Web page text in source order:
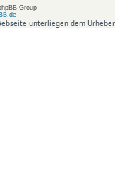
Group
unterliegen dem